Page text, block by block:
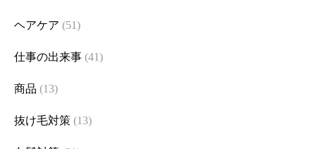
ヘアケア (51)
仕事の出来事 (41)
商品 (13)
抜け毛対策 (13)